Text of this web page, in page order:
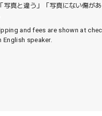
写真と違う」「写真にない傷が
and fees are shown at
English speaker.